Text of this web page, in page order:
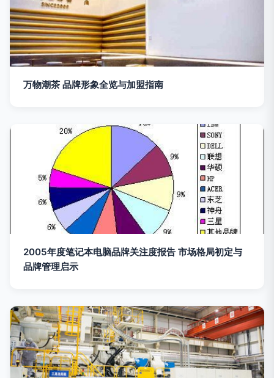
万物潮茶 品牌形象全览与加盟指南
2005年度笔记本电脑品牌关注度报告 市场格局初定与
品牌管理启示